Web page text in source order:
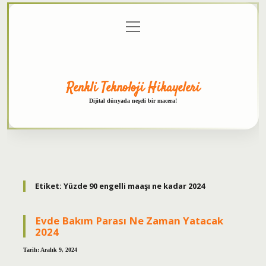
menüyü
aç
Renkli Teknoloji Hikayeleri
Dijital dünyada neşeli bir macera!
Etiket: Yüzde 90 engelli maaşı ne kadar 2024
Evde Bakım Parası Ne Zaman Yatacak
2024
Tarih: Aralık 9, 2024